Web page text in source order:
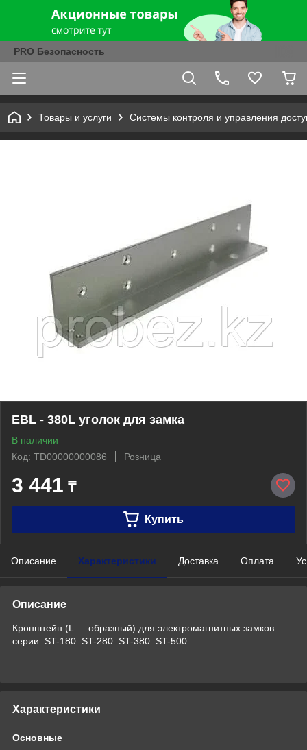
PRO Безопасность
Товары и услуги Системы контроля и управления
EBL - 380L уголок для замка
В наличии
Код: TD00000000086
Розница
3 441 ₸
Купить
Описание Характеристики Доставка Оплата
Описание
Кронштейн (L — образный) для электромагнитных замков
серии ST-180 ST-280 ST-380 ST-500.
Характеристики
Основные